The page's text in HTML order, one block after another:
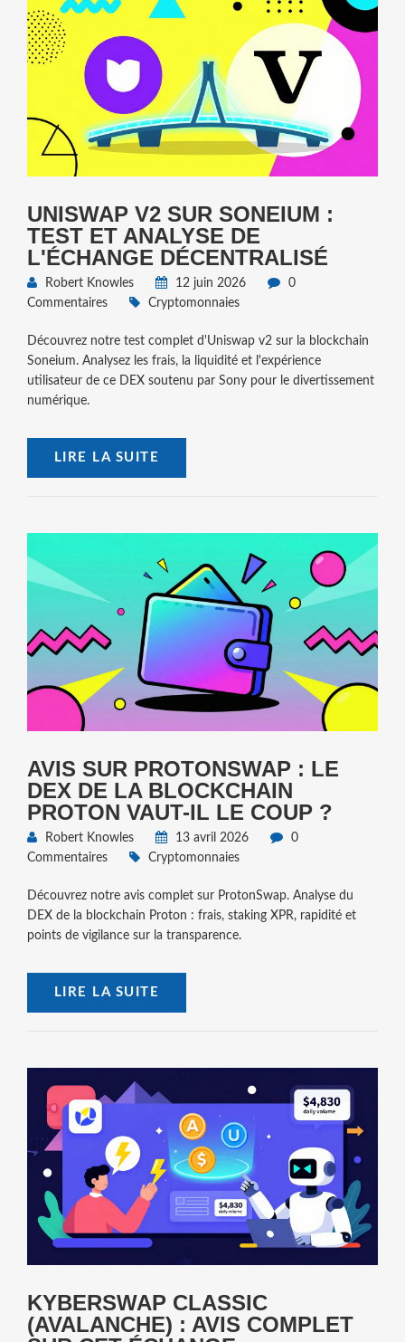
UNISWAP V2 SUR SONEIUM :
TEST ET ANALYSE DE
L'ÉCHANGE DÉCENTRALISÉ
Robert Knowles 12 juin 2026
0
Commentaires
Cryptomonnaies
Découvrez notre test complet d'Uniswap v2 sur la blockchain
Soneium. Analysez les frais, la liquidité et l'expérience
utilisateur de ce DEX soutenu par Sony pour le divertissement
numérique.
LIRE LA SUITE
AVIS SUR PROTONSWAP : LE
DEX DE LA BLOCKCHAIN
PROTON VAUT-IL LE COUP ?
Robert Knowles 13 avril 2026
0
Commentaires
Cryptomonnaies
Découvrez notre avis complet sur ProtonSwap. Analyse du
DEX de la blockchain Proton : frais, staking XPR, rapidité et
points de vigilance sur la transparence.
LIRE LA SUITE
KYBERSWAP CLASSIC
(AVALANCHE) : AVIS COMPLET